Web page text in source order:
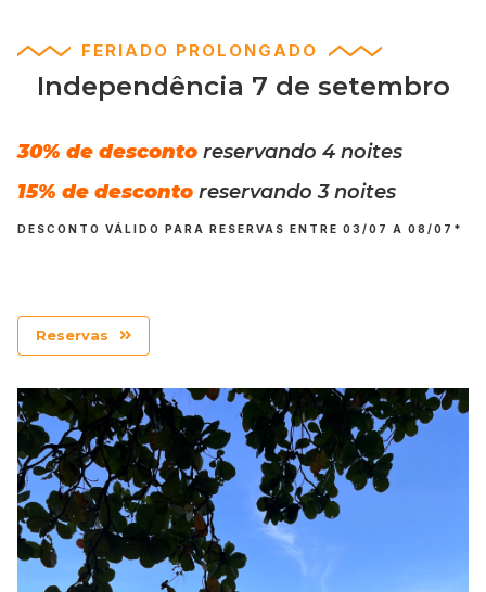
FERIADO PROLONGADO
Independência 7 de setembro
30% de desconto reservando 4 noites
15% de desconto reservando 3 noites
DESCONTO VÁLIDO PARA RESERVAS ENTRE 03/07 A 08/07*
Reservas